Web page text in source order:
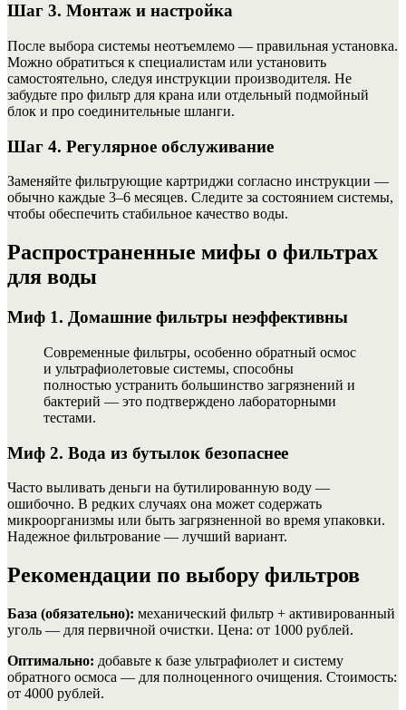
Шаг 3. Монтаж и настройка
После выбора системы неотъемлемо — правильная установка.
Можно обратиться к специалистам или установить
самостоятельно, следуя инструкции производителя. Не
забудьте про фильтр для крана или отдельный подмойный
блок и про соединительные шланги.
Шаг 4. Регулярное обслуживание
Заменяйте фильтрующие картриджи согласно инструкции —
обычно каждые 3–6 месяцев. Следите за состоянием системы,
чтобы обеспечить стабильное качество воды.
Распространенные мифы о фильтрах
для воды
Миф 1. Домашние фильтры неэффективны
Современные фильтры, особенно обратный осмос
и ультрафиолетовые системы, способны
полностью устранить большинство загрязнений и
бактерий — это подтверждено лабораторными
тестами.
Миф 2. Вода из бутылок безопаснее
Часто выливать деньги на бутилированную воду —
ошибочно. В редких случаях она может содержать
микроорганизмы или быть загрязненной во время упаковки.
Надежное фильтрование — лучший вариант.
Рекомендации по выбору фильтров
База (обязательно): механический фильтр + активированный
уголь — для первичной очистки. Цена: от 1000 рублей.
Оптимально: добавьте к базе ультрафиолет и систему
обратного осмоса — для полноценного очищения. Стоимость:
от 4000 рублей.